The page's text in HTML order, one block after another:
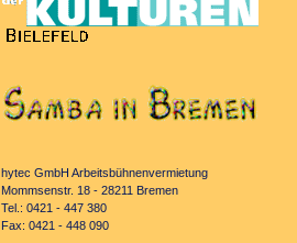
hytec GmbH Arbeitsbühnenvermietung
Mommsenstr. 18 - 28211 Bremen
Tel.: 0421 - 447 380
Fax: 0421 - 448 090